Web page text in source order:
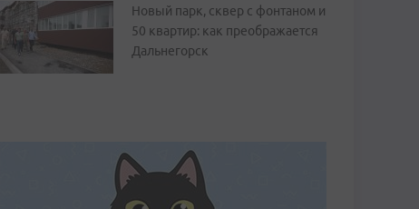
Новый парк, сквер с фонтаном и
50 квартир: как преображается
Дальнегорск